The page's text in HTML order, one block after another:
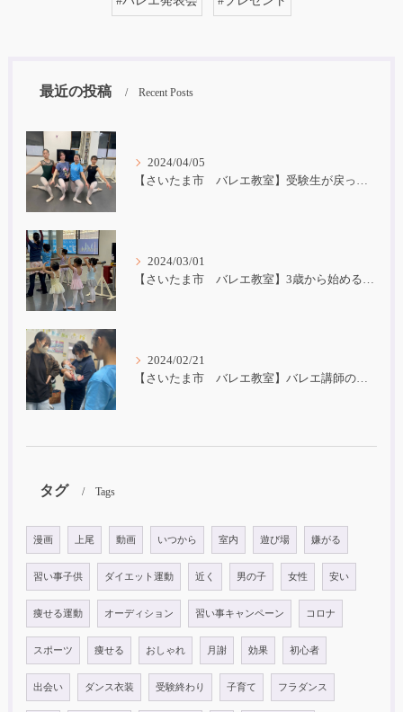
最近の投稿 Recent Posts
2024/04/05
【さいたま市 バレエ教室】受験生が戻ってきました！
2024/03/01
【さいたま市 バレエ教室】3歳から始めるバレエ
2024/02/21
【さいたま市 バレエ教室】バレエ講師の子育て
タグ Tags
漫画 上尾 動画 いつから 室内 遊び場 嫌がる
習い事子供 ダイエット運動 近く 男の子 女性 安い
痩せる運動 オーディション 習い事キャンペーン コロナ
スポーツ 痩せる おしゃれ 月謝 効果 初心者
出会い ダンス衣装 受験終わり 子育て フラダンス